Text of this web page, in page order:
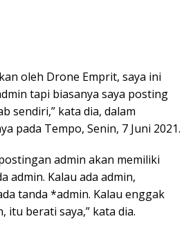
oleh Drone Emprit, saya ini
tapi biasanya saya posting
sendiri,” kata dia, dalam
pada Tempo, Senin, 7 Juni 2021.
admin akan memiliki
admin. Kalau ada admin,
tanda *admin. Kalau enggak
itu berati saya,” kata dia.